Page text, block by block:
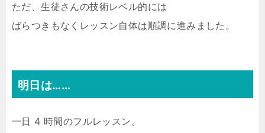
ただ、生徒さんの技術レベル的には
ばらつきもなくレッスン自体は順調に進みました。
明日は……
一日 4 時間のフルレッスン。